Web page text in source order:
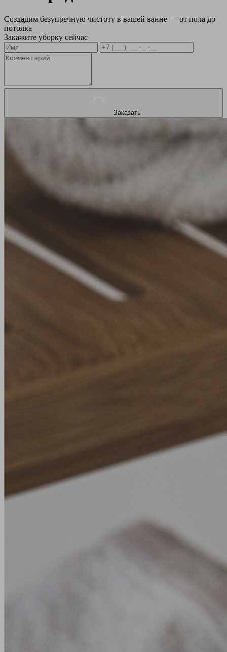
Создадим безупречную чистоту в вашей ванне — от пола до
потолка
Закажите уборку сейчас
Заказать